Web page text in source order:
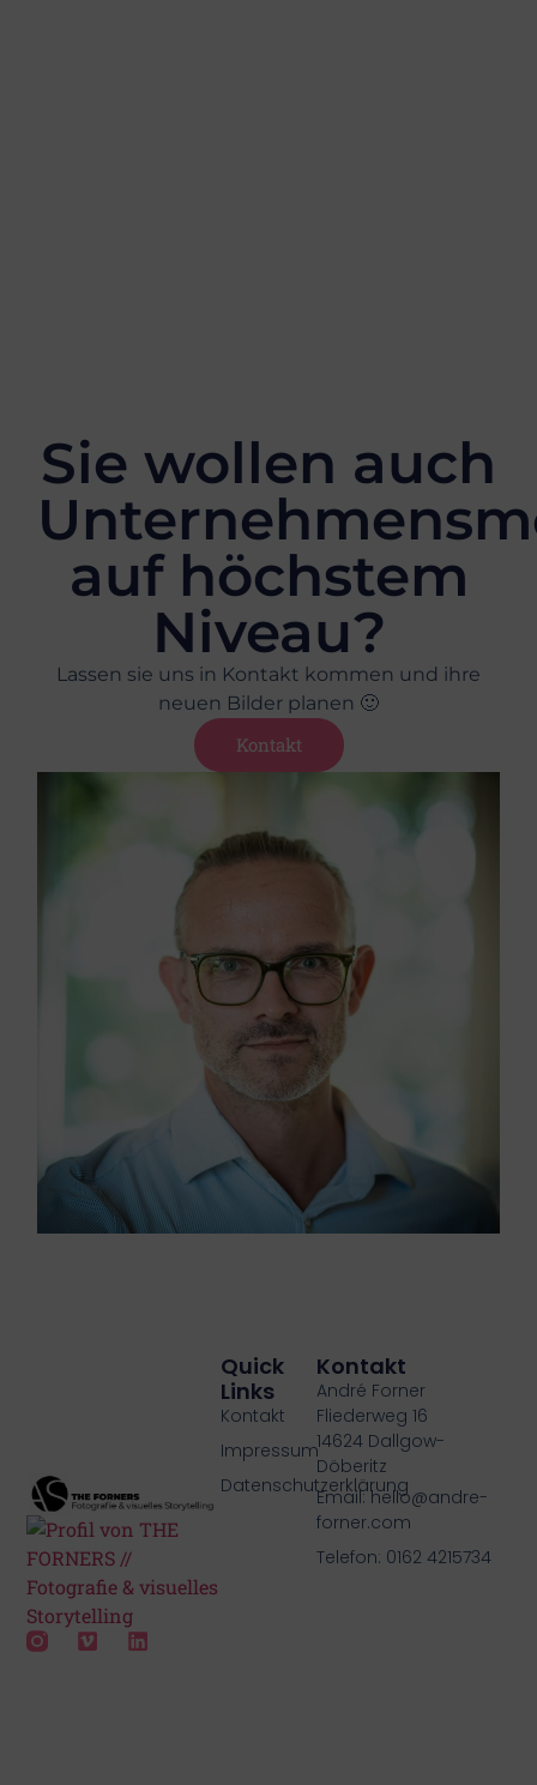
Sie wollen auch
auf höchstem
Niveau?
Lassen sie uns in Kontakt kommen und ihre
neuen Bilder planen 🙂
Kontakt
Quick
Links
Kontakt
Impressum
Datenschutzerklärung
Kontakt
André Forner
Fliederweg 16
14624 Dallgow-
Döberitz
Email: hello@andre-
forner.com
Telefon: 0162 4215734